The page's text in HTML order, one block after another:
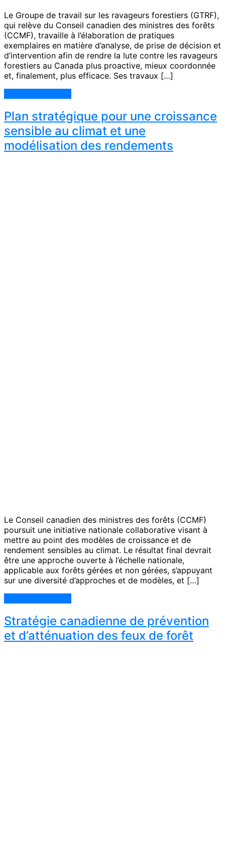
Le Groupe de travail sur les ravageurs forestiers (GTRF),
qui relève du Conseil canadien des ministres des forêts
(CCMF), travaille à l’élaboration de pratiques
exemplaires en matière d’analyse, de prise de décision et
d’intervention afin de rendre la lute contre les ravageurs
forestiers au Canada plus proactive, mieux coordonnée
et, finalement, plus efficace. Ses travaux […]
Plan stratégique pour une croissance
sensible au climat et une
modélisation des rendements
Le Conseil canadien des ministres des forêts (CCMF)
poursuit une initiative nationale collaborative visant à
mettre au point des modèles de croissance et de
rendement sensibles au climat. Le résultat final devrait
être une approche ouverte à l’échelle nationale,
applicable aux forêts gérées et non gérées, s’appuyant
sur une diversité d’approches et de modèles, et […]
Stratégie canadienne de prévention
et d’atténuation des feux de forêt